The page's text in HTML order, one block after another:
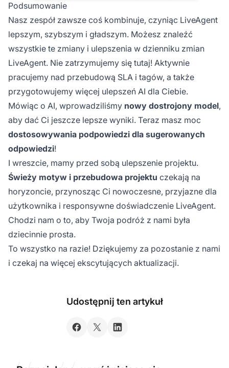
Podsumowanie
Nasz zespół zawsze coś kombinuje, czyniąc LiveAgent
lepszym, szybszym i gładszym. Możesz znaleźć
wszystkie te zmiany i ulepszenia w dzienniku zmian
LiveAgent. Nie zatrzymujemy się tutaj! Aktywnie
pracujemy nad przebudową SLA i tagów, a także
przygotowujemy więcej ulepszeń AI dla Ciebie.
Mówiąc o AI, wprowadziliśmy nowy dostrojony model,
aby dać Ci jeszcze lepsze wyniki. Teraz masz moc
dostosowywania podpowiedzi dla sugerowanych
odpowiedzi!
I wreszcie, mamy przed sobą ulepszenie projektu.
Świeży motyw i przebudowa projektu czekają na
horyzoncie, przynosząc Ci nowoczesne, przyjazne dla
użytkownika i responsywne doświadczenie LiveAgent.
Chodzi nam o to, aby Twoja podróż z nami była
dziecinnie prosta.
To wszystko na razie! Dziękujemy za pozostanie z nami
i czekaj na więcej ekscytujących aktualizacji.
Udostępnij ten artykuł